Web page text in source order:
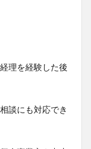
理を経験した後
談にも対応でき